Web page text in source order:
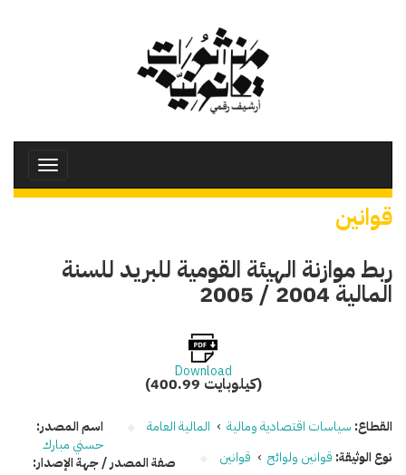
Toggle
قوانين
ربط موازنة الهيئة القومية للبريد للسنة
المالية 2004 / 2005
Download
(400.99 كيلوبايت)
القطاع: سياسات اقتصادية ومالية › المالية العامة
نوع الوثيقة: قوانين ولوائح › قوانين
اسم المصدر:
حسني مبارك
صفة المصدر / جهة الإصدار: